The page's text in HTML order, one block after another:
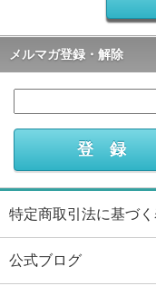
メルマガ登録・解除
特定商取引法に基づく
公式ブログ